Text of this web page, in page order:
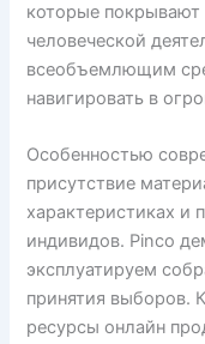
которые покрывают
человеческой
всеобъемлющим
навигировать в
Особенностью
присутствие
характеристиках и
индивидов. Pinco
эксплуатируем
принятия выборов.
ресурсы онлайн